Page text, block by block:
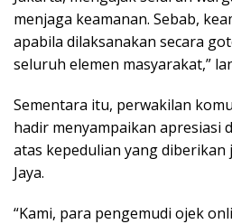
menjaga keamanan. Sebab,
apabila dilaksanakan secara
seluruh elemen masyarakat,”
Sementara itu, perwakilan
hadir menyampaikan apresiasi
atas kepedulian yang diberikan
Jaya.
“Kami, para pengemudi ojek